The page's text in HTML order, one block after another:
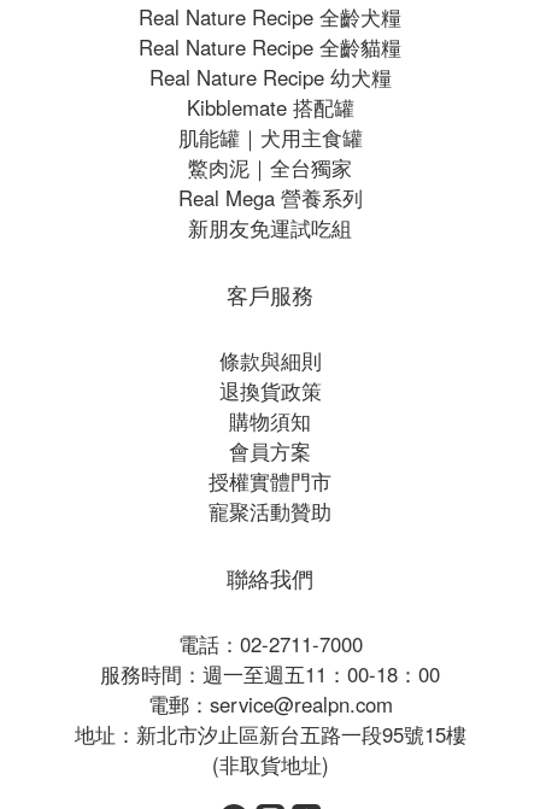
Real Nature Recipe 全齡犬糧
Real Nature Recipe 全齡貓糧
Real Nature Recipe 幼犬糧
Kibblemate 搭配罐
肌能罐｜犬用主食罐
鱉肉泥｜全台獨家
Real Mega 營養系列
新朋友免運試吃組
客戶服務
條款與細則
退換貨政策
購物須知
會員方案
授權實體門市
寵聚活動贊助
聯絡我們
電話：02-2711-7000
服務時間：週一至週五11：00-18：00
電郵：service@realpn.com
地址：新北市汐止區新台五路一段95號15樓
(非取貨地址)